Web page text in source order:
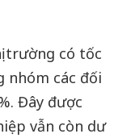
trường có tốc
các đối
Đây được
vẫn còn dư